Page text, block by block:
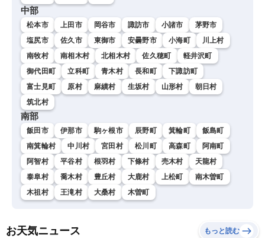
中部
松本市 上田市 岡谷市 諏訪市 小諸市
茅野市
塩尻市
佐久市 東御市 安曇野市 小海町
川上村
南牧村
南相木村 北相木村 佐久穂町
軽井沢町
御代田町
立科町 青木村 長和町
下諏訪町
富士見町
原村 麻績村 生坂村 山形村
朝日村
筑北村
南部
飯田市 伊那市 駒ヶ根市 辰野町 箕輪町
飯島町
南箕輪村
中川村 宮田村 松川町 高森町
阿南町
阿智村
平谷村 根羽村 下條村 売木村
天龍村
泰阜村
喬木村 豊丘村 大鹿村 上松町
南木曽町
木祖村
王滝村 大桑村 木曽町
お天気ニュース もっと読む